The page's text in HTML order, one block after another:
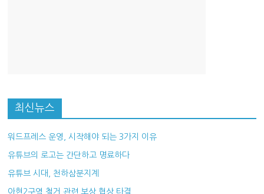
최신뉴스
워드프레스 운영, 시작해야 되는 3가지 이유
유튜브의 로고는 간단하고 명료하다
유튜브 시대, 천하삼분지계
아현2구역 철거 관련 보상 협상 타결